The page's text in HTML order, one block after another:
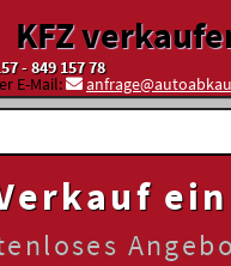
KFZ
- 849 157 78
E-Mail: